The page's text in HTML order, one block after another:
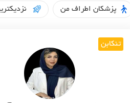
پزشکان اطراف من
تنکابن